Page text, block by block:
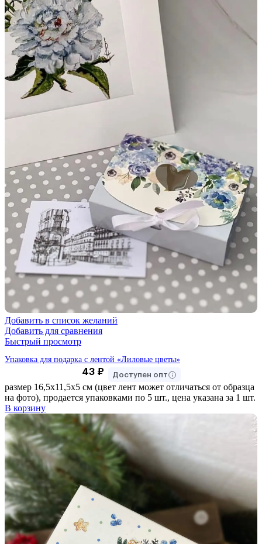
Добавить в список желаний
Добавить для сравнения
Быстрый просмотр
Упаковка для подарка с лентой «Лиловые цветы»
43 ₽ Доступен опт
размер 16,5х11,5х5 см (цвет лент может отличаться от образца
на фото), продается упаковками по 5 шт., цена указана за 1 шт.
В корзину